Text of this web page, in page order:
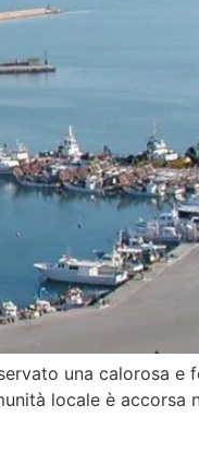
una calorosa e
locale è accorsa